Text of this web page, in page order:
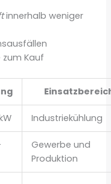
innerhalb weniger
Kauf
Industriekühlung
Gewerbe und
Produktion